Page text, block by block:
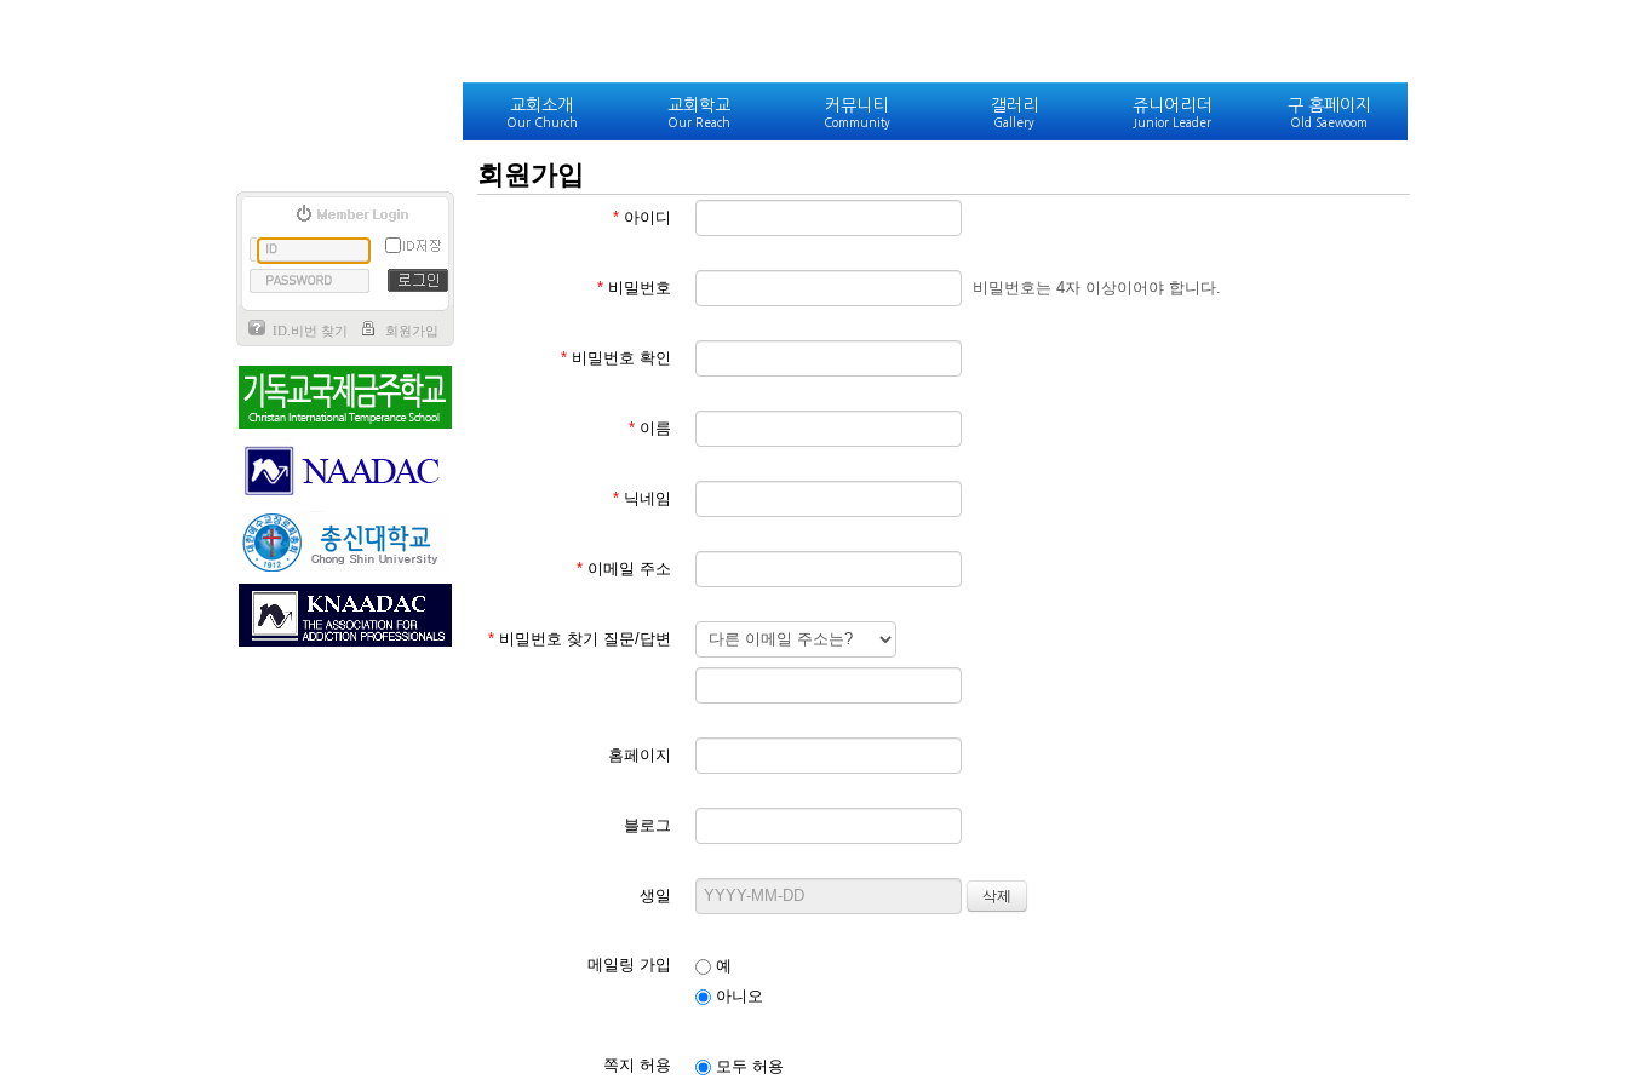
교회소개
Our Church
교회학교
Our Reach
커뮤니티
Community
갤러리
Gallery
쥬니어리더
Junior Leader
구 홈페이지
Old Saewoom
ID.비번 찾기 회원가입
회원가입
* 아이디
* 비밀번호 비밀번호는 4자 이상이어야 합니다.
* 비밀번호 확인
* 이름
* 닉네임
* 이메일 주소
* 비밀번호 찾기 질문/답변
홈페이지
블로그
생일
메일링 가입
예
아니오
쪽지 허용 모두 허용